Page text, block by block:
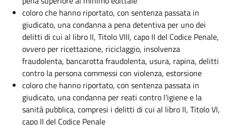
coloro che hanno riportato, con sentenza passata in
giudicato, una condanna a pena detentiva per uno dei
delitti di cui al libro II, Titolo VIII, capo II del Codice Penale,
ovvero per ricettazione, riciclaggio, insolvenza
fraudolenta, bancarotta fraudolenta, usura, rapina, delitti
contro la persona commessi con violenza, estorsione
coloro che hanno riportato, con sentenza passata in
giudicato, una condanna per reati contro l'igiene e la
sanità pubblica, compresi i delitti di cui al libro II, Titolo VI,
capo II del Codice Penale